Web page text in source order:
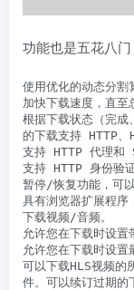
功能也是五花八门
使用优化的动态分割
加快下载速度，直至
根据下载状态（完成
的下载支持 HTTP
支持 HTTP 代理和
支持 HTTP 身份验
暂停/恢复功能，可
具有浏览器扩展程序
下载视频/音频。
允许您在下载时设置
允许您在下载时设置
可以下载HLS视频
件。可以续订过期的